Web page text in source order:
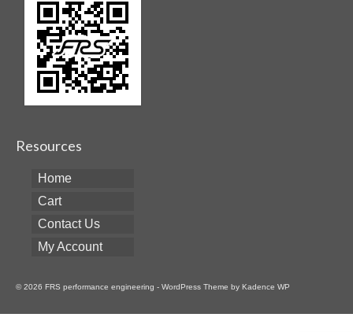
Resources
Home
Cart
Contact Us
My Account
© 2026 FRS performance engineering - WordPress Theme by Kadence WP